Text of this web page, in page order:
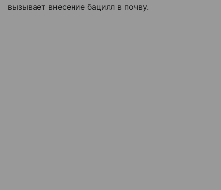
вызывает внесение бацилл в почву.